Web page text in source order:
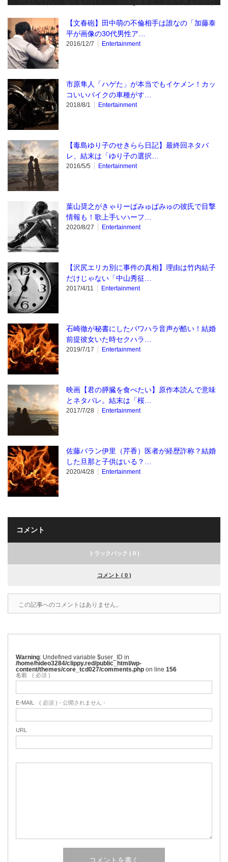
【文春砲】田中萌の不倫相手は誰なの「加藤泰
平が画像の30代男性ア…
2016/12/7 Entertainment
市原隼人「ハゲた」が本当でもイケメン！カッ
コいいバイクの車種がす…
2018/8/1 Entertainment
【毒島ゆり子のせきらら日記】最終回ネタバ
レ、結末は「ゆり子の選択…
2016/5/5 Entertainment
葉山奨之がきゃりーぱみゅぱみゅの彼氏で目撃
情報も！歌上手いハーフ…
2020/8/27 Entertainment
【沢尻エリカ別に事件の真相】理由は竹内結子
だけじゃない「中山秀征…
2017/4/11 Entertainment
石崎徹が秘書にしたパワハラ音声が酷い！結婚
前提彼女いた時セクハラ…
2019/7/17 Entertainment
映画【君の膵臓を食べたい】原作本読んで意味
とネタバレ。結末は「桜…
2017/7/28 Entertainment
佐藤バラン伊里（芹香）医者が経歴詐称？結婚
した旦那と子供はいる？…
2020/4/28 Entertainment
コメント
トラックバック ( 0 )
コメント ( 0 )
この記事へのコメントはありません。
Warning : Undefined variable $user_ID in
/home/hideo3284/clippy.red/public_html/wp-
content/themes/core_tcd027/comments.php on line 156
名前 ( 必須 )
E-MAIL ( 必須 ) - 公開されません -
URL